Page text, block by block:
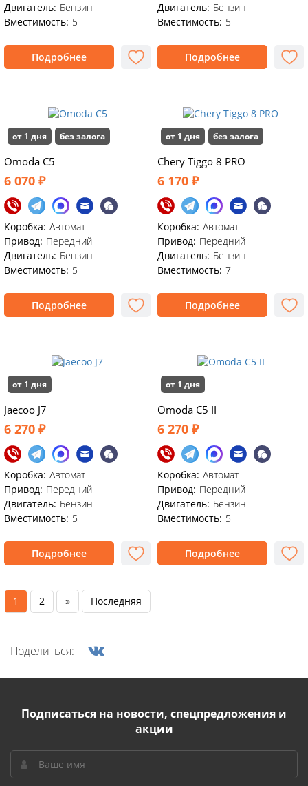
Двигатель: Бензин
Вместимость: 5
Подробнее
Двигатель: Бензин
Вместимость: 5
Подробнее
от 1 дня без залога
Omoda C5
6 070 ₽
Коробка: Автомат
Привод: Передний
Двигатель: Бензин
Вместимость: 5
Подробнее
от 1 дня без залога
Chery Tiggo 8 PRO
6 170 ₽
Коробка: Автомат
Привод: Передний
Двигатель: Бензин
Вместимость: 7
Подробнее
от 1 дня
Jaecoo J7
6 270 ₽
Коробка: Автомат
Привод: Передний
Двигатель: Бензин
Вместимость: 5
Подробнее
от 1 дня
Omoda C5 II
6 270 ₽
Коробка: Автомат
Привод: Передний
Двигатель: Бензин
Вместимость: 5
Подробнее
1 2 » Последняя
Поделиться:
Подписаться на новости, спецпредложения и
акции